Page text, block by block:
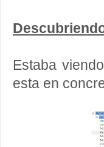
Estaba
esta en